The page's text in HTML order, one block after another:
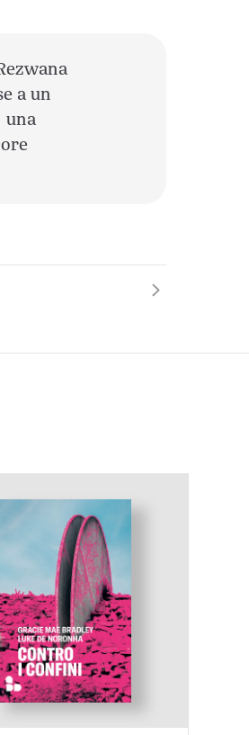
a un
una